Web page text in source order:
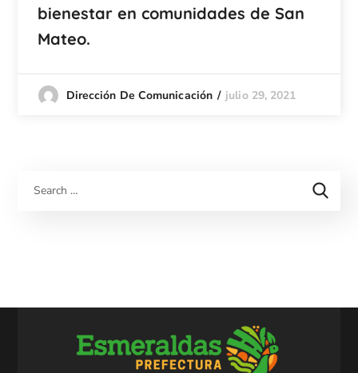
bienestar en comunidades de San
Mateo.
Dirección De Comunicación julio 29, 2021